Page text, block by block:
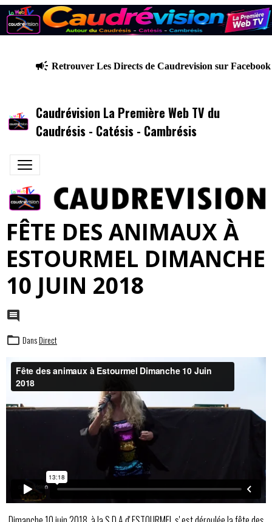
Retrouver Les Directs de Caudrevision sur
Caudrévision La Première Web TV du
Caudrésis - Catésis - Cambrésis
FÊTE DES ANIMAUX À
ESTOURMEL DIMANCHE
10 JUIN 2018
DansDirect